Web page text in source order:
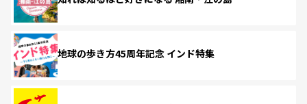
地球の歩き方45周年記念 インド特集